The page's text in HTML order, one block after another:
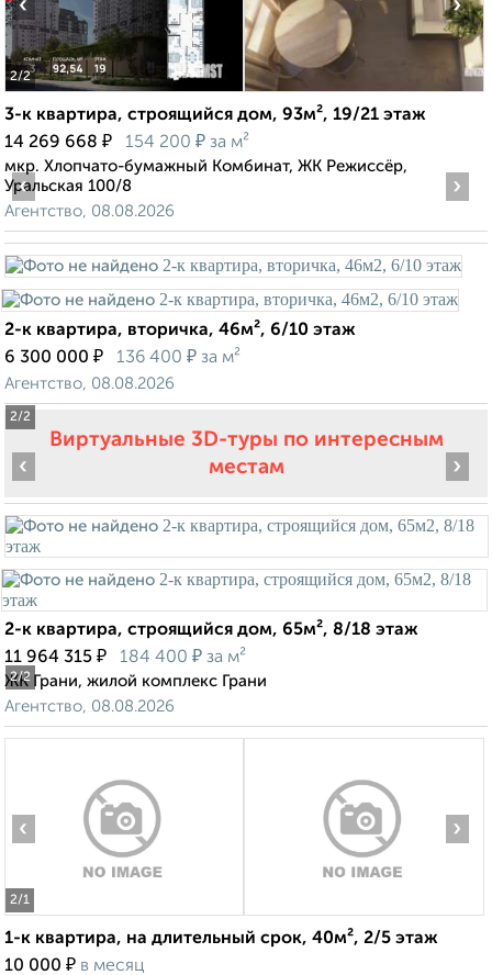
2/2
‹ ›
3-к квартира, строящийся дом, 93м², 19/21 этаж
14 269 668 ₽ 154 200 ₽ за м²
мкр. Хлопчато-бумажный Комбинат, ЖК Режиссёр,
Уральская 100/8
Агентство, 08.08.2026
2/2
‹ ›
2-к квартира, вторичка, 46м², 6/10 этаж
6 300 000 ₽ 136 400 ₽ за м²
Агентство, 08.08.2026
Виртуальные 3D-туры по интересным
местам
2/2
‹ ›
2-к квартира, строящийся дом, 65м², 8/18 этаж
11 964 315 ₽ 184 400 ₽ за м²
ЖК Грани, жилой комплекс Грани
Агентство, 08.08.2026
2/1
‹ ›
1-к квартира, на длительный срок, 40м², 2/5 этаж
10 000 ₽ в месяц